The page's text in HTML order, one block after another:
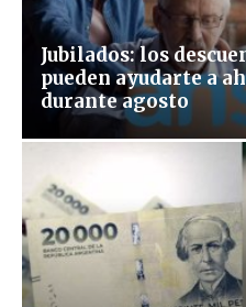
Jubilados: los
pueden ayudarte a
durante agosto